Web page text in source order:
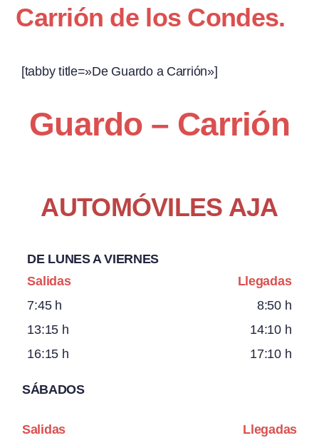
Carrión de los Condes.
[tabby title=»De Guardo a Carrión»]
Guardo – Carrión
AUTOMÓVILES AJA
DE LUNES A VIERNES
Salidas
Llegadas
7:45 h
8:50 h
13:15 h
14:10 h
16:15 h
17:10 h
SÁBADOS
Salidas
Llegadas